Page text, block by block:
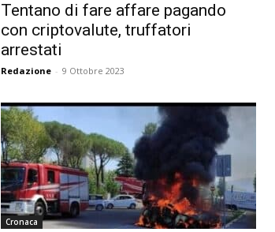
Tentano di fare affare pagando
con criptovalute, truffatori
arrestati
Redazione - 9 Ottobre 2023
Cronaca